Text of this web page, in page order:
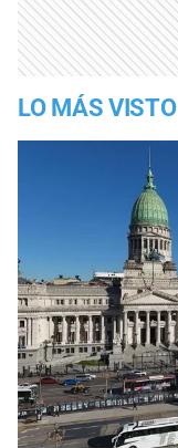
LO MÁS VISTO